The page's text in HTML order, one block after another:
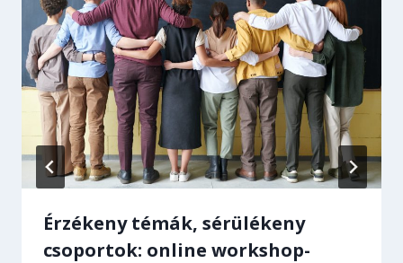
Érzékeny témák, sérülékeny
csoportok: online workshop-